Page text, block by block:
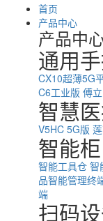
首页
产品中心
产品中
通用
CX10超薄5G
C6工业版 傅
智慧
V5HC 5G版
智能柜
智能工具仓 智
品智能管理终
端
扫码